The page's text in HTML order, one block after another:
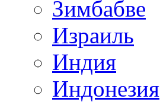
Зимбабве
Израиль
Индия
Индонезия